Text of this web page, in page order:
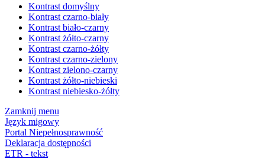
Kontrast domyślny
Kontrast czarno-biały
Kontrast biało-czarny
Kontrast żółto-czarny
Kontrast czarno-żółty
Kontrast czarno-zielony
Kontrast zielono-czarny
Kontrast żółto-niebieski
Kontrast niebiesko-żółty
Zamknij menu
Język migowy
Portal Niepełnosprawność
Deklaracja dostępności
ETR - tekst